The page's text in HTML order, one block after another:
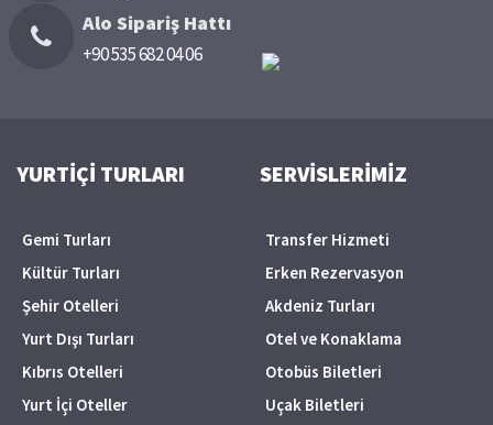
Alo Sipariş Hattı
+90 535 682 04 06
YURTİÇİ TURLARI
Gemi Turları
Kültür Turları
Şehir Otelleri
Yurt Dışı Turları
Kıbrıs Otelleri
Yurt İçi Oteller
SERVİSLERİMİZ
Transfer Hizmeti
Erken Rezervasyon
Akdeniz Turları
Otel ve Konaklama
Otobüs Biletleri
Uçak Biletleri